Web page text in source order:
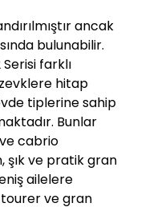
ancak
bulunabilir.
farklı
hitap
tiplerine sahip
Bunlar
cabrio
şık ve pratik gran
ailelere
ve gran